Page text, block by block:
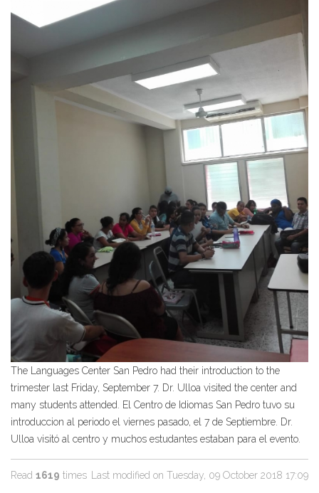
The Languages Center San Pedro had their introduction to the
trimester last Friday, September 7. Dr. Ulloa visited the center and
many students attended. El Centro de Idiomas San Pedro tuvo su
introduccion al periodo el viernes pasado, el 7 de Septiembre. Dr.
Ulloa visitó al centro y muchos estudantes estaban para el evento.
Read 1619 times Last modified on Tuesday, 09 October 2018 17:09